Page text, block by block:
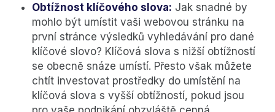
Obtížnost klíčového slova: Jak snadné by
mohlo být umístit vaši webovou stránku na
první stránce výsledků vyhledávání pro dané
klíčové slovo? Klíčová slova s nižší obtížností
se obecně snáze umístí. Přesto však můžete
chtít investovat prostředky do umístění na
klíčová slova s vyšší obtížností, pokud jsou